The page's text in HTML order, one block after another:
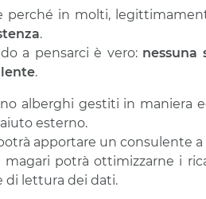
perché in molti,
.
a pensarci è vero: nessuna
.
alberghi gestiti in maniera
esterno.
apportare un consulente
magari potrà ottimizzarne i
di lettura dei dati.